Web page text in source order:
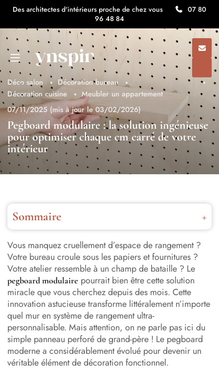
Des architectes d'intérieurs proche de chez vous
07 80
96 48 84
Déco salon
Décoration bureau
Décoration cuisine
Meubler un appartement
07/11/2025 (mis à jour le 03/02/2026)
Pegboard modulaire : la solution ingénieuse
pour optimiser chaque cm carré de votre
intérieur
Sommaire
Qu’est-ce qu’un pegboard modulaire et pourquoi fait-il
fureur ?
Les avantages insoupçonnés du système pegboard
Pegboard modulaire dans chaque pièce : nos meilleures
idées d’aménagement
Installation d’un pegboard modulaire : les étapes clés
pour réussir
Personnaliser son pegboard modulaire : nos idées
créatives
Vous manquez cruellement d’espace de rangement ?
Votre bureau croule sous les papiers et fournitures ?
Votre atelier ressemble à un champ de bataille ? Le
pegboard modulaire pourrait bien être cette solution
miracle que vous cherchez depuis des mois. Cette
innovation astucieuse transforme littéralement n’importe
quel mur en système de rangement ultra-
personnalisable. Mais attention, on ne parle pas ici du
simple panneau perforé de grand-père ! Le pegboard
moderne a considérablement évolué pour devenir un
véritable élément de décoration fonctionnel.